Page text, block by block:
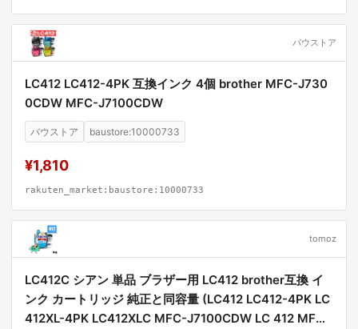
バウストア
LC412 LC412-4PK 互換インク 4個 brother MFC-J730
0CDW MFC-J7100CDW
バウストア baustore:10000733
¥1,810
rakuten_market:baustore:10000733
tomoz
LC412C シアン 単品 ブラザー用 LC412 brother互換 イ
ンク カートリッジ 純正と同容量 (LC412 LC412-4PK LC
412XL-4PK LC412XLC MFC-J7100CDW LC 412 MFC-